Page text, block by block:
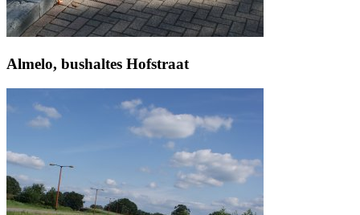
Almelo, bushaltes Hofstraat